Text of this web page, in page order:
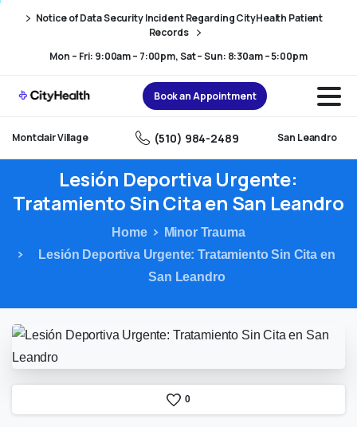
navigation
Notice of Data Security Incident Regarding CityHealth Patient
Records
Mon – Fri: 9:00am – 7:00pm, Sat – Sun: 8:30am – 5:00pm
Book an Appointment
Montclair Village (510) 984-2489 San Leandro
Lesión Deportiva Urgente:
TratamientoSinCitaen San Leandro
Home
Minor Trauma
Lesión Deportiva Urgente: Tratamiento Sin Cita en
San Leandro
0